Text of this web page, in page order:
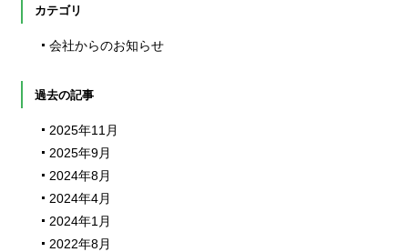
カテゴリ
会社からのお知らせ
過去の記事
2025年11月
2025年9月
2024年8月
2024年4月
2024年1月
2022年8月